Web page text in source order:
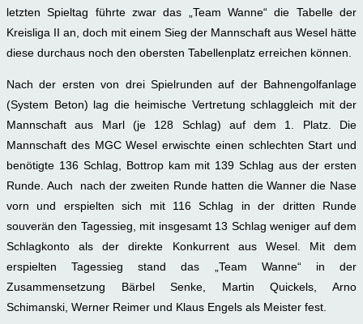
letzten Spieltag führte zwar das „Team Wanne“ die Tabelle der
Kreisliga II an, doch mit einem Sieg der Mannschaft aus Wesel hätte
diese durchaus noch den obersten Tabellenplatz erreichen können.
Nach der ersten von drei Spielrunden auf der Bahnengolfanlage
(System Beton) lag die heimische Vertretung schlaggleich mit der
Mannschaft aus Marl (je 128 Schlag) auf dem 1. Platz. Die
Mannschaft des MGC Wesel erwischte einen schlechten Start und
benötigte 136 Schlag, Bottrop kam mit 139 Schlag aus der ersten
Runde. Auch nach der zweiten Runde hatten die Wanner die Nase
vorn und erspielten sich mit 116 Schlag in der dritten Runde
souverän den Tagessieg, mit insgesamt 13 Schlag weniger auf dem
Schlagkonto als der direkte Konkurrent aus Wesel. Mit dem
erspielten Tagessieg stand das „Team Wanne“ in der
Zusammensetzung Bärbel Senke, Martin Quickels, Arno
Schimanski, Werner Reimer und Klaus Engels als Meister fest.